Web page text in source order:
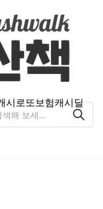
시로또보험캐시딜